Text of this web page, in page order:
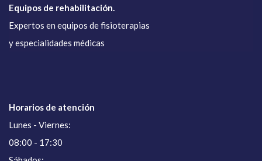
Equipos de rehabilitación.
Expertos en equipos de fisioterapias
y especialidades médicas
Horarios de atención
Lunes - Viernes:
08:00 - 17:30